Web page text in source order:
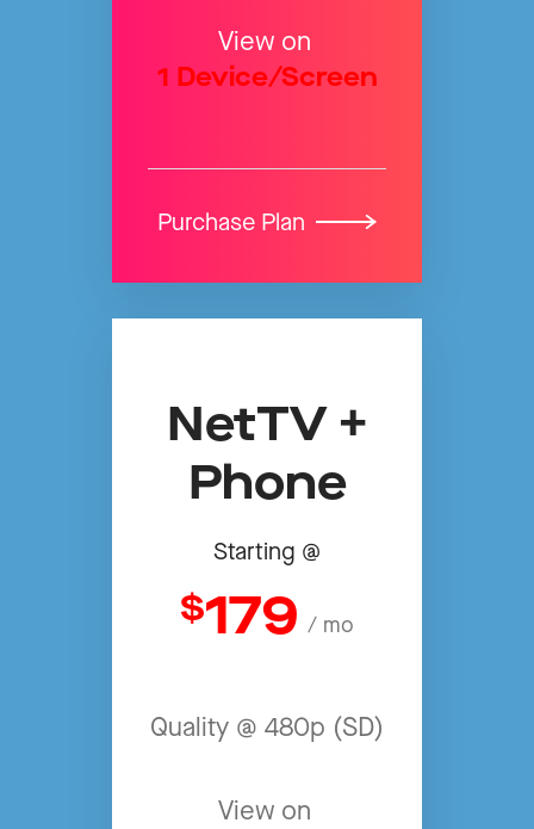
View on
1 Device/Screen
Purchase Plan
NetTV +
Phone
Starting @
$179 / mo
Quality @ 480p (SD)
View on